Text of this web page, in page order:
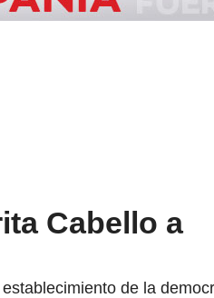
Cabello a
de la